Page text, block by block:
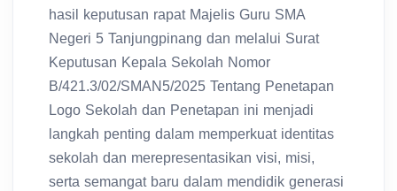
hasil keputusan rapat Majelis Guru SMA
Negeri 5 Tanjungpinang dan melalui Surat
Keputusan Kepala Sekolah Nomor
B/421.3/02/SMAN5/2025 Tentang Penetapan
Logo Sekolah dan Penetapan ini menjadi
langkah penting dalam memperkuat identitas
sekolah dan merepresentasikan visi, misi,
serta semangat baru dalam mendidik generasi